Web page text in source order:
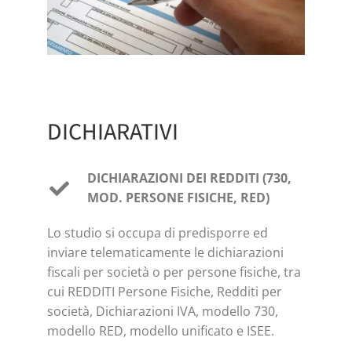
DICHIARATIVI
DICHIARAZIONI DEI REDDITI (730,
MOD. PERSONE FISICHE, RED)
Lo studio si occupa di predisporre ed
inviare telematicamente le dichiarazioni
fiscali per società o per persone fisiche, tra
cui REDDITI Persone Fisiche, Redditi per
società, Dichiarazioni IVA, modello 730,
modello RED, modello unificato e ISEE.